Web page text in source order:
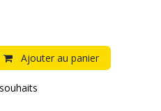
Ajouter au panier